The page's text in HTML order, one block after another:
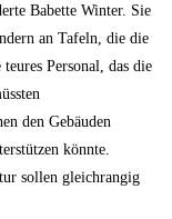
Babette Winter. Sie
an Tafeln, die die
Personal, das die
den Gebäuden
könnte.
sollen gleichrangig